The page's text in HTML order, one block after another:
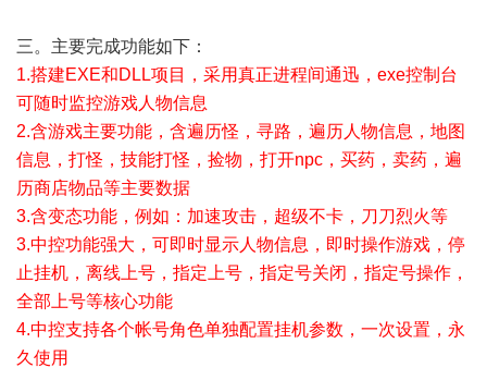
三。主要完成功能如下：
1.搭建EXE和DLL项目，采用真正进程间通迅，exe控制台
可随时监控游戏人物信息
2.含游戏主要功能，含遍历怪，寻路，遍历人物信息，地图
信息，打怪，技能打怪，捡物，打开npc，买药，卖药，遍
历商店物品等主要数据
3.含变态功能，例如：加速攻击，超级不卡，刀刀烈火等
3.中控功能强大，可即时显示人物信息，即时操作游戏，停
止挂机，离线上号，指定上号，指定号关闭，指定号操作，
全部上号等核心功能
4.中控支持各个帐号角色单独配置挂机参数，一次设置，永
久使用